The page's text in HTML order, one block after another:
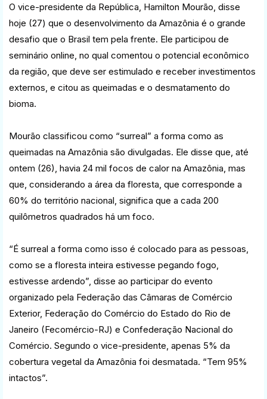
O vice-presidente da República, Hamilton Mourão, disse
hoje (27) que o desenvolvimento da Amazônia é o grande
desafio que o Brasil tem pela frente. Ele participou de
seminário online, no qual comentou o potencial econômico
da região, que deve ser estimulado e receber investimentos
externos, e citou as queimadas e o desmatamento do
bioma.
Mourão classificou como “surreal” a forma como as
queimadas na Amazônia são divulgadas. Ele disse que, até
ontem (26), havia 24 mil focos de calor na Amazônia, mas
que, considerando a área da floresta, que corresponde a
60% do território nacional, significa que a cada 200
quilômetros quadrados há um foco.
“É surreal a forma como isso é colocado para as pessoas,
como se a floresta inteira estivesse pegando fogo,
estivesse ardendo”, disse ao participar do evento
organizado pela Federação das Câmaras de Comércio
Exterior, Federação do Comércio do Estado do Rio de
Janeiro (Fecomércio-RJ) e Confederação Nacional do
Comércio. Segundo o vice-presidente, apenas 5% da
cobertura vegetal da Amazônia foi desmatada. “Tem 95%
intactos”.